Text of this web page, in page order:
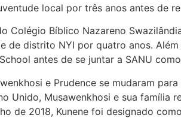
local por três anos antes de
Colégio Bíblico Nazareno
de distrito NYI por quatro anos.
antes de se juntar a SANU
e Prudence se mudaram
Unido, Musawenkhosi e sua família
de 2018, Kunene foi designado